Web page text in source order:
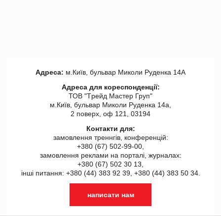
Адреса: м.Київ, бульвар Миколи Руденка 14А
Адреса для кореспонденції:
ТОВ "Tрейд Мастер Груп"
м.Київ, бульвар Миколи Руденка 14а,
2 поверх, оф 121, 03194
Контакти для:
замовлення треннгів, конференцій:
+380 (67) 502-99-00,
замовлення реклами на порталі, журналах:
+380 (67) 502 30 13,
інші питання: +380 (44) 383 92 39, +380 (44) 383 50 34.
написати нам